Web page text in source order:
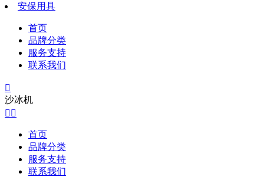
安保用具
首页
品牌分类
服务支持
联系我们

沙冰机
 
首页
品牌分类
服务支持
联系我们